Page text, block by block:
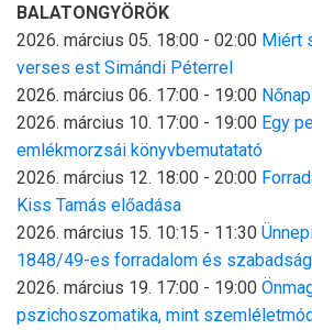
BALATONGYÖRÖK
2026. március 05. 18:00 - 02:00 Miért
verses est Simándi Péterrel
2026. március 06. 17:00 - 19:00
2026. március 10. 17:00 - 19:00 Egy
emlékmorzsái könyvbemutatató
2026. március 12. 18:00 - 20:00
Kiss Tamás előadása
2026. március 15. 10:15 - 11:30
1848/49-es forradalom és
2026. március 19. 17:00 - 19:00
pszichoszomatika, mint